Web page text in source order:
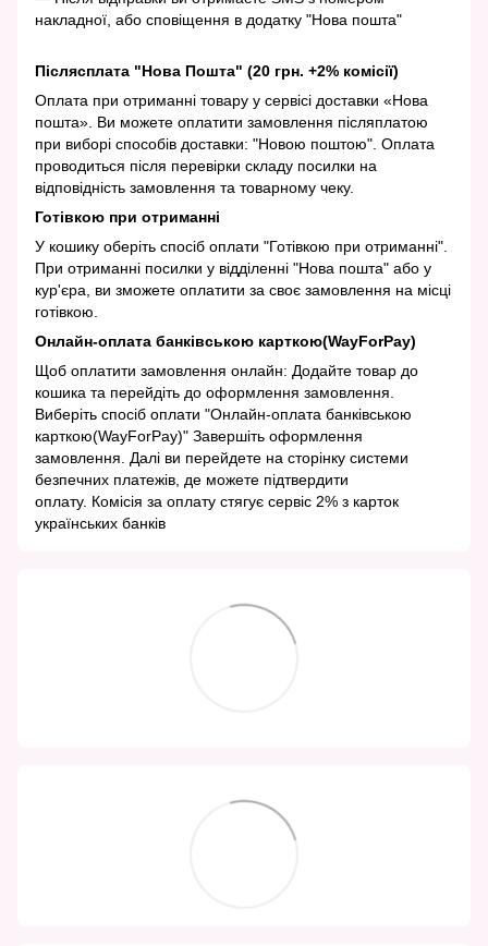
накладної, або сповіщення в додатку "Нова пошта"
Післясплата "Нова Пошта" (20 грн. +2% комісії)
Оплата при отриманні товару у сервісі доставки «Нова
пошта». Ви можете оплатити замовлення післяплатою
при виборі способів доставки: "Новою поштою". Оплата
проводиться після перевірки складу посилки на
відповідність замовлення та товарному чеку.
Готівкою при отриманні
У кошику оберіть спосіб оплати "Готівкою при отриманні".
При отриманні посилки у відділенні "Нова пошта" або у
кур'єра, ви зможете оплатити за своє замовлення на місці
готівкою.
Онлайн-оплата банківською карткою(WayForPay)
Щоб оплатити замовлення онлайн: Додайте товар до
кошика та перейдіть до оформлення замовлення.
Виберіть спосіб оплати "Онлайн-оплата банківською
карткою(WayForPay)" Завершіть оформлення
замовлення. Далі ви перейдете на сторінку системи
безпечних платежів, де можете підтвердити
оплату. Комісія за оплату стягує сервіс 2% з карток
українських банків